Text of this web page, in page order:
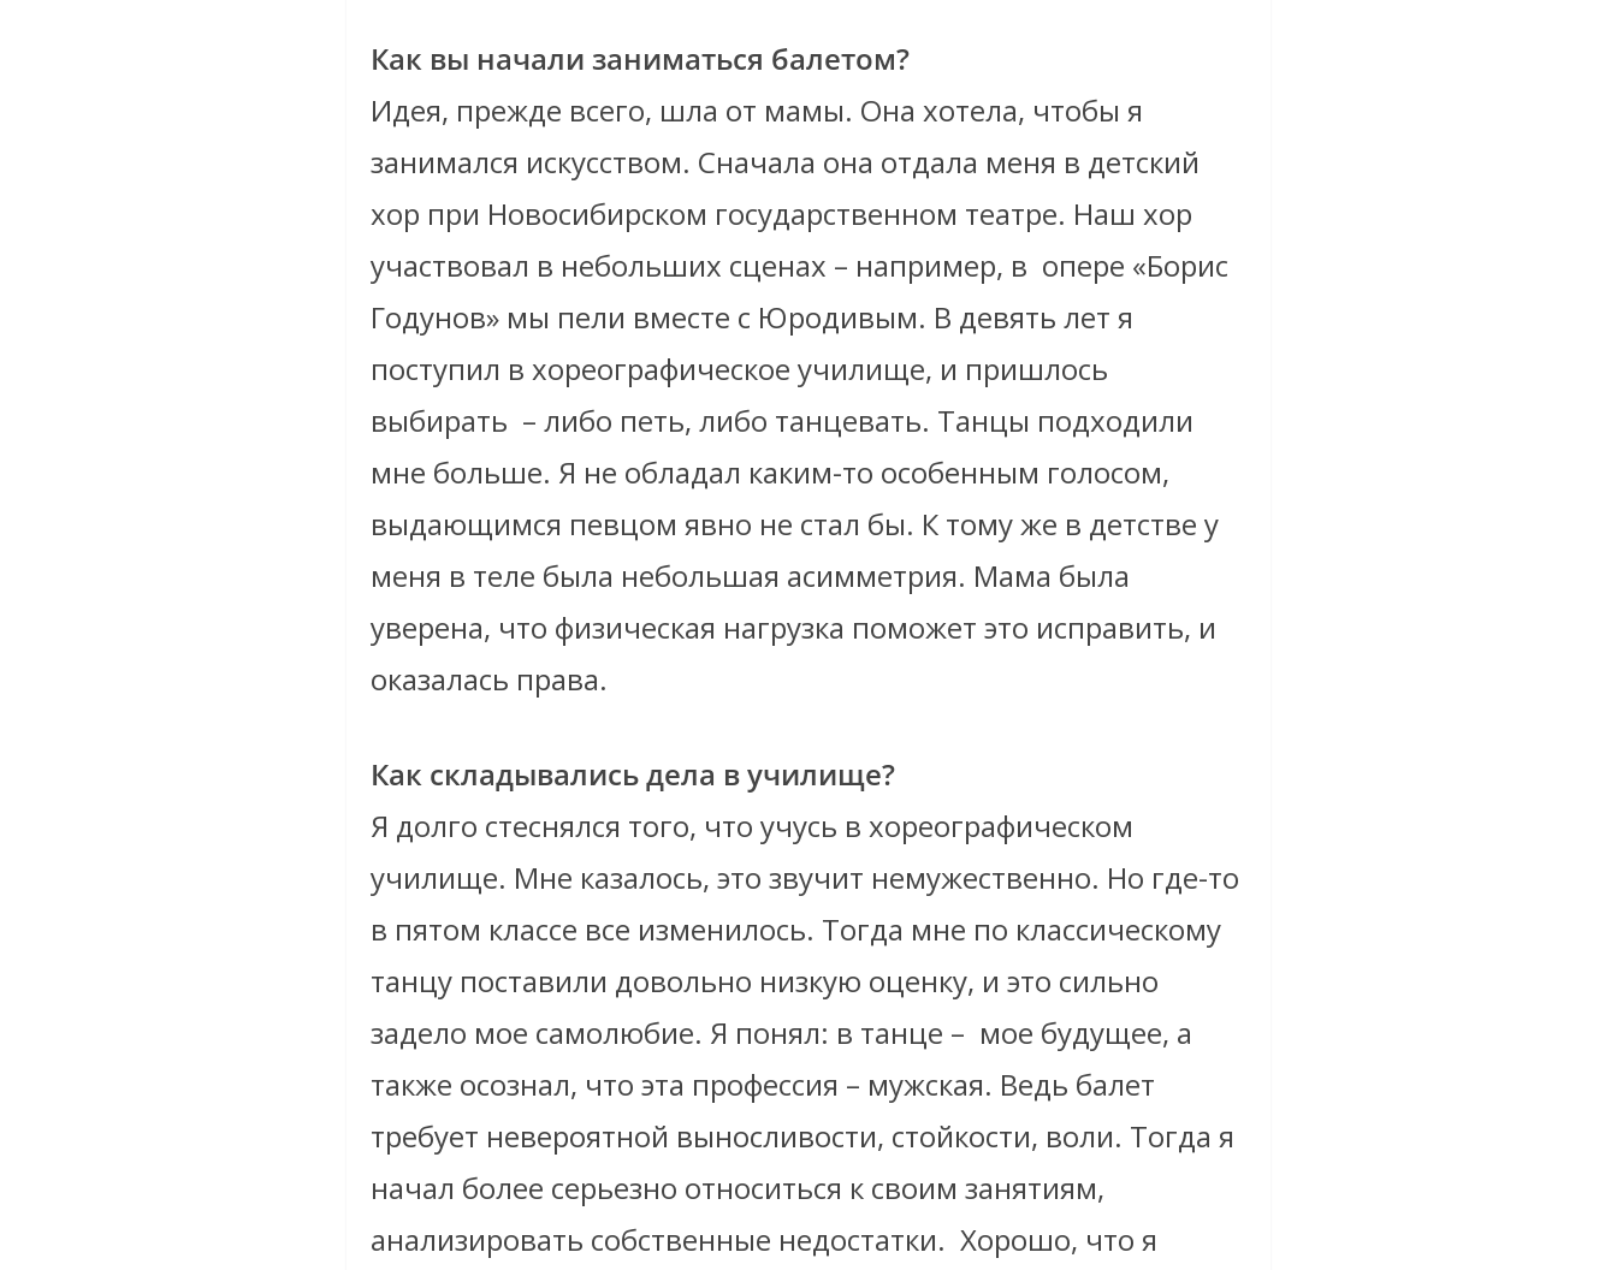
Как вы начали заниматься балетом?
Идея, прежде всего, шла от мамы. Она хотела, чтобы я
занимался искусством. Сначала она отдала меня в детский
хор при Новосибирском государственном театре. Наш хор
участвовал в небольших сценах – например, в опере «Борис
Годунов» мы пели вместе с Юродивым. В девять лет я
поступил в хореографическое училище, и пришлось
выбирать – либо петь, либо танцевать. Танцы подходили
мне больше. Я не обладал каким-то особенным голосом,
выдающимся певцом явно не стал бы. К тому же в детстве у
меня в теле была небольшая асимметрия. Мама была
уверена, что физическая нагрузка поможет это исправить, и
оказалась права.
Как складывались дела в училище?
Я долго стеснялся того, что учусь в хореографическом
училище. Мне казалось, это звучит немужественно. Но где-то
в пятом классе все изменилось. Тогда мне по классическому
танцу поставили довольно низкую оценку, и это сильно
задело мое самолюбие. Я понял: в танце – мое будущее, а
также осознал, что эта профессия – мужская. Ведь балет
требует невероятной выносливости, стойкости, воли. Тогда я
начал более серьезно относиться к своим занятиям,
анализировать собственные недостатки. Хорошо, что я